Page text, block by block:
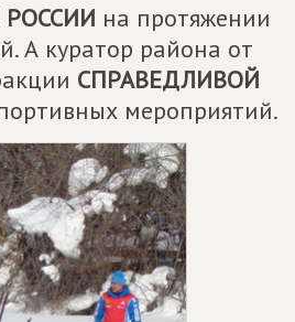
на протяжении
А куратор района от
СПРАВЕДЛИВОЙ
мероприятий.